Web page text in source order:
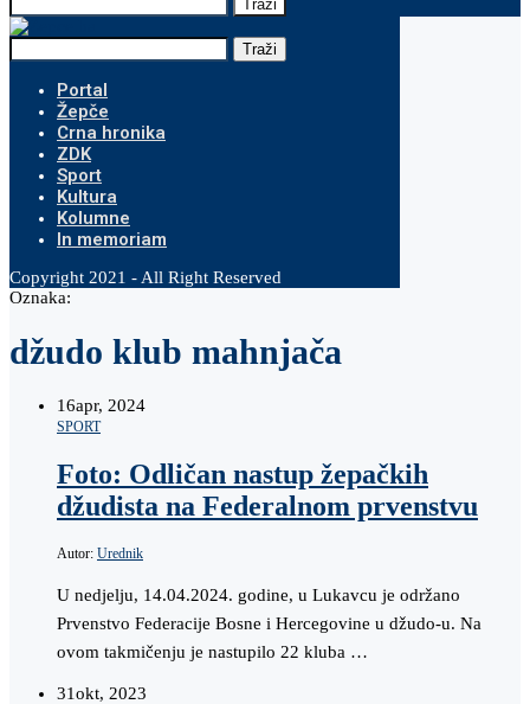
Traži
Traži
Portal
Žepče
Crna hronika
ZDK
Sport
Kultura
Kolumne
In memoriam
Copyright 2021 - All Right Reserved
Oznaka:
džudo klub mahnjača
16apr, 2024
SPORT
Foto: Odličan nastup žepačkih
džudista na Federalnom prvenstvu
Autor: Urednik
U nedjelju, 14.04.2024. godine, u Lukavcu je održano
Prvenstvo Federacije Bosne i Hercegovine u džudo-u. Na
ovom takmičenju je nastupilo 22 kluba …
31okt, 2023